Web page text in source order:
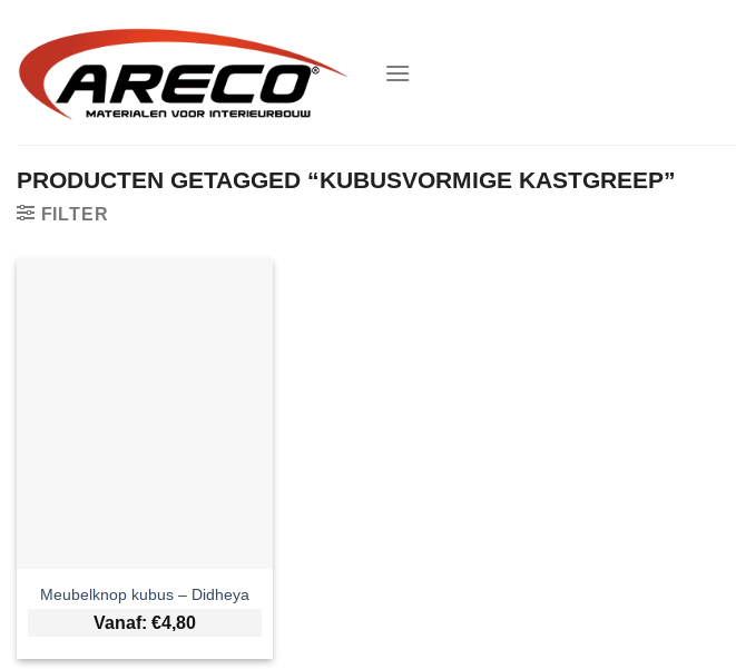
inhoud
PRODUCTEN GETAGGED “KUBUSVORMIGE KASTGREEP”
FILTER
Meubelknop kubus – Didheya
Vanaf: €4,80